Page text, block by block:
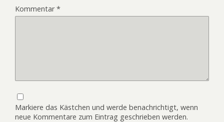
Kommentar*
Markiere das Kästchen und werde benachrichtigt, wenn
neue Kommentare zum Eintrag geschrieben werden.